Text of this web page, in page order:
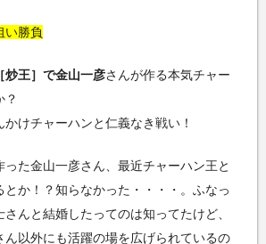
い勝負
炒王］で金山一彦さんが作る本気チャー
？
かけチャーハンと仁義なき戦い！
た金山一彦さん、最近チャーハン王と
とか！？知らなかった・・・・。ふなっ
さんと結婚したってのは知ってたけど、
ん以外にも活躍の場を広げられているの